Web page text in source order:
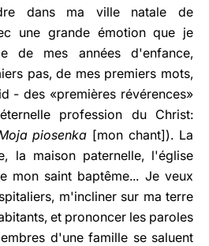
dans ma ville natale de
une grande émotion que je
de mes années d'enfance,
pas, de mes premiers mots,
- des «premières révérences»
profession du Christ:
piosenka [mon chant]). La
la maison paternelle, l'église
mon saint baptême... Je veux
m'incliner sur ma terre
et prononcer les paroles
d'une famille se saluent